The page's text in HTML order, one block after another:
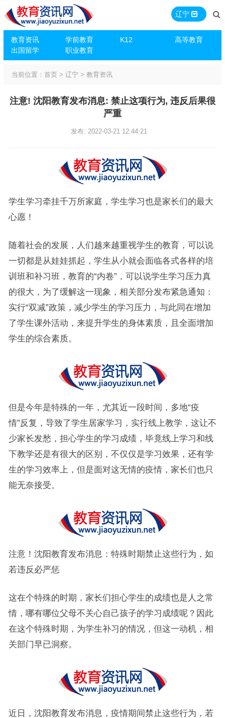
教育资讯 学前教育 K12
高等教育
出国留学
职业教育
辽宁
当前位置： 首页> 辽宁 > 教育资讯
注意! 沈阳教育发布消息: 禁止这项行为, 违反后果很
严重
发布: 2022-03-21 12:44:21
学生学习牵挂千万所家庭，学生学习也是家长们的最大
心愿！
随着社会的发展，人们越来越重视学生的教育，可以说
一切都是从娃娃抓起，学生从小就会面临各式各样的培
训班和补习班，教育的“内卷”，可以说学生学习压力真
的很大，为了缓解这一现象，相关部分发布紧急通知：
实行“双减”政策，减少学生的学习压力，与此同在增加
了学生课外活动，来提升学生的身体素质，且全面增加
学生的综合素质。
但是今年是特殊的一年，尤其近一段时间，多地“疫
情”反复，导致了学生居家学习，实行线上教学，这让不
少家长发愁，担心学生的学习成绩，毕竟线上学习和线
下教学还是有很大的区别，不仅仅是学习效果，还有学
生的学习效率上，但是面对这无情的疫情，家长们也只
能无奈接受。
注意！沈阳教育发布消息：特殊时期禁止这些行为，如
若违反必严惩
这在个特殊的时期，家长们担心学生的成绩也是人之常
情，哪有哪位父母不关心自己孩子的学习成绩呢？因此
在这个特殊时期，为学生补习的情况，但这一动机，相
关部门早已洞察。
近日，沈阳教育发布消息，疫情期间禁止这些行为，若